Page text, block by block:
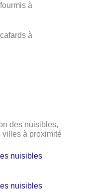
à
à
des nuisibles,
à proximité
nuisibles
nuisibles